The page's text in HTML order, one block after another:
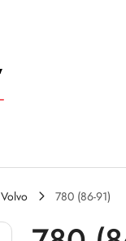
Volvo 780 (86-91)